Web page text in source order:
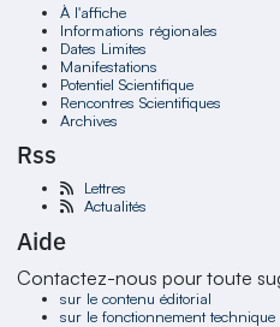
À l'affiche
Informations régionales
Dates Limites
Manifestations
Potentiel Scientifique
Rencontres Scientifiques
Archives
Rss
Lettres
Actualités
Aide
Contactez-nous pour toute
sur le contenu éditorial
sur le fonctionnement technique